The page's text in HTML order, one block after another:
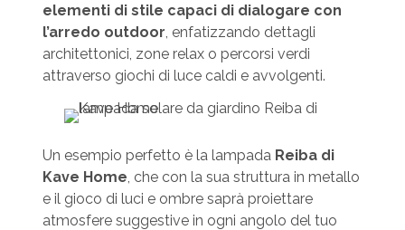
elementi di stile capaci di dialogare con
l’arredo outdoor, enfatizzando dettagli
architettonici, zone relax o percorsi verdi
attraverso giochi di luce caldi e avvolgenti.
Un esempio perfetto è la lampada Reiba di
Kave Home, che con la sua struttura in metallo
e il gioco di luci e ombre saprà proiettare
atmosfere suggestive in ogni angolo del tuo